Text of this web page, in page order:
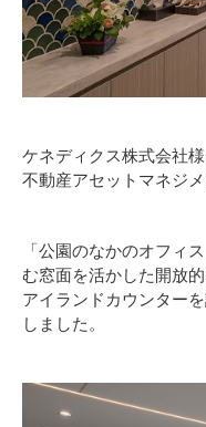
ケネディクス株式会社
不動産アセットマネジメ
「公園のなかのオフィ
む窓面を活かした開放
アイランドカウンター
しました。